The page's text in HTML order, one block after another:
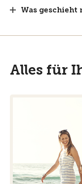
Was geschieht
Alles für